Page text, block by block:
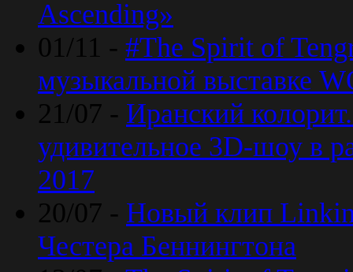
Ascending»
01/11 - #The Spirit of
музыкальной выставке
21/07 - Иранский
удивительное 3D-шоу в
2017
20/07 - Новый клип Linkin
Честера Беннингтона